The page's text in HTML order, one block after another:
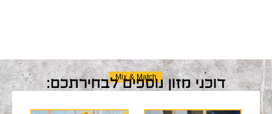
Mix & Match
דוכני מזון נוספים לבחירתכם: